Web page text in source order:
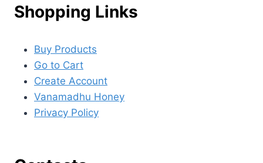
Shopping Links
Buy Products
Go to Cart
Create Account
Vanamadhu Honey
Privacy Policy